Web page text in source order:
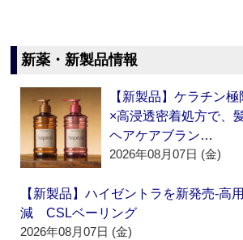
新薬・新製品情報
【新製品】ケラチン
×高浸透密着処方で、
ヘアケアブラン…
2026年08月07日 (金)
【新製品】ハイゼントラを新発売‐高
減 CSLベーリング
2026年08月07日 (金)